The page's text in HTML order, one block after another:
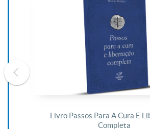
Livro Passos Para A Cura E
Completa